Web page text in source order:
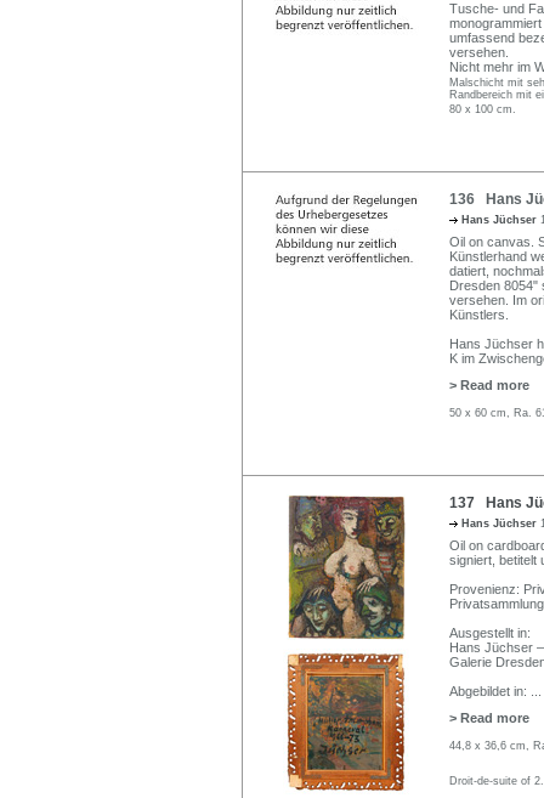
Tusche- und
umfassend
versehen.
Nicht mehr im
Malschicht mit
Randbereich mit
80 x 100 cm.
136 Hans
Hans Jüchser
Oil on canvas.
Künstlerhand
datiert,
Dresden 8054"
versehen. Im
Künstlers.
Hans Jüchser
K im
> Read more
50 x 60 cm, Ra.
137 Hans
Hans Jüchser
Oil on
signiert, betitelt
Provenienz:
Ausgestellt in:
Hans Jüchser
Galerie
Abgebildet in:
> Read more
44,8 x 36,6 cm,
Droit-de-suite of